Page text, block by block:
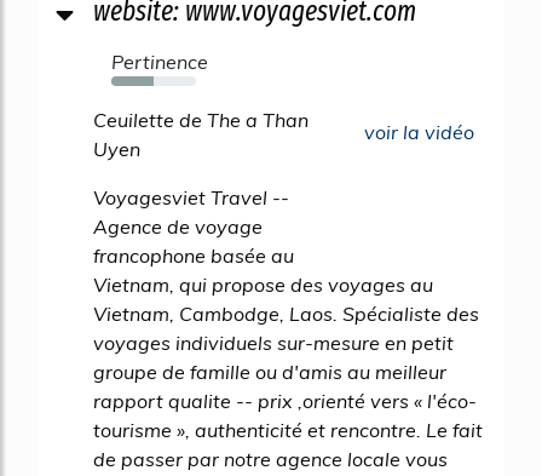
website: www.voyagesviet.com
Pertinence
50%
voir la vidéo
Ceuilette de The a Than
Uyen
Voyagesviet Travel --
Agence de voyage
francophone basée au
Vietnam, qui propose des voyages au
Vietnam, Cambodge, Laos. Spécialiste des
voyages individuels sur-mesure en petit
groupe de famille ou d'amis au meilleur
rapport qualite -- prix ,orienté vers « l'éco-
tourisme », authenticité et rencontre. Le fait
de passer par notre agence locale vous